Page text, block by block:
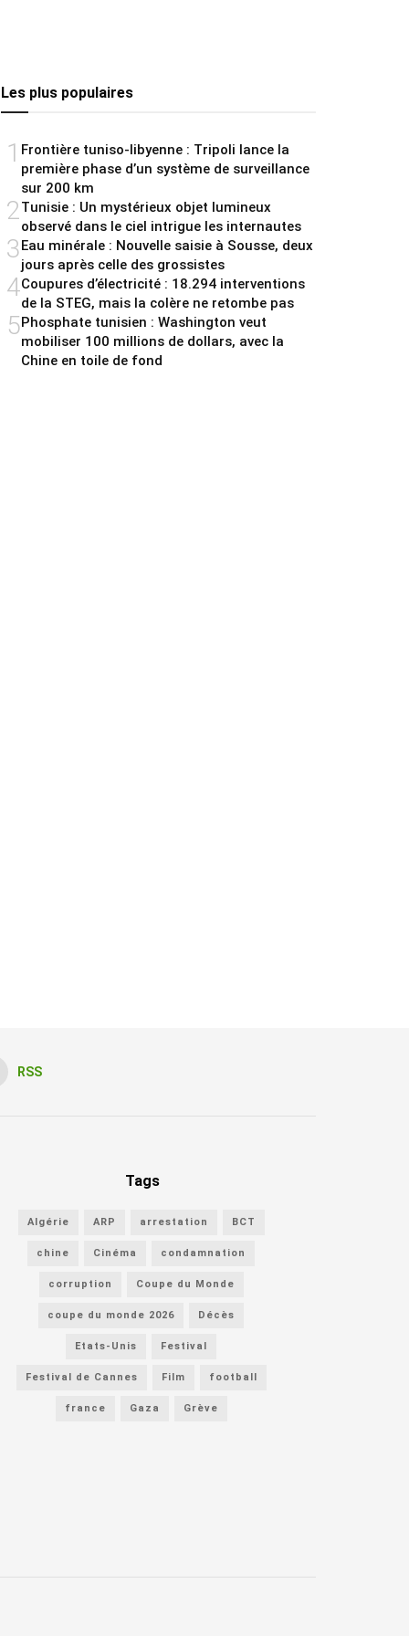
Les plus populaires
1 Frontière tuniso-libyenne : Tripoli lance la
première phase d’un système de surveillance
sur 200 km
2Tunisie : Un mystérieux objet lumineux
observé dans le ciel intrigue les internautes
3Eau minérale : Nouvelle saisie à Sousse, deux
jours après celle des grossistes
4Coupures d’électricité : 18.294 interventions
de la STEG, mais la colère ne retombe pas
5Phosphate tunisien : Washington veut
mobiliser 100 millions de dollars, avec la
Chine en toile de fond
RSS
Tags
Algérie ARP arrestation BCT
chine Cinéma condamnation
corruption Coupe du Monde
coupe du monde 2026 Décès
Etats-Unis Festival
Festival de Cannes Film football
france Gaza Grève